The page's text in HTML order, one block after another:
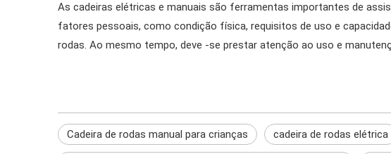
As cadeiras elétricas e manuais são ferramentas importantes de
fatores pessoais, como condição física, requisitos de uso e
rodas. Ao mesmo tempo, deve -se prestar atenção ao uso e
Cadeira de rodas manual para crianças cadeira de rodas elétrica